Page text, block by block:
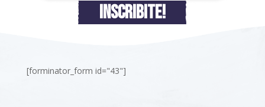
INSCRIBITE!
[forminator_form id="43"]